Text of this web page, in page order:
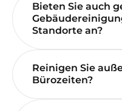
Bieten Sie auch
Standorte an?
Reinigen Sie
Bürozeiten?